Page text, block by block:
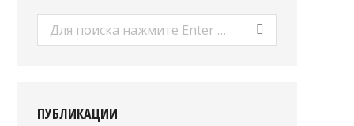
Поиск:
ПУБЛИКАЦИИ